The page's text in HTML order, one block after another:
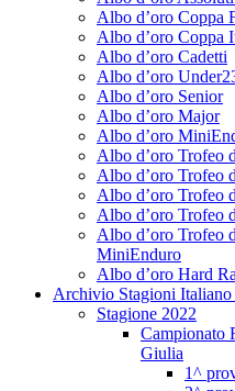
Albo d’oro Coppa
Albo d’oro Coppa
Albo d’oro Cadetti
Albo d’oro
Albo d’oro Senior
Albo d’oro Major
Albo d’oro
Albo d’oro Trofeo
Albo d’oro Trofeo
Albo d’oro Trofeo
Albo d’oro Trofeo
Albo d’oro Trofeo
MiniEnduro
Albo d’oro Hard
Archivio Stagioni
Stagione 2022
Campionato
Giulia
1^